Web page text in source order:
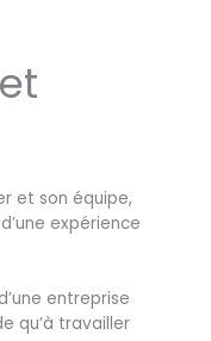
et son équipe,
expérience
entreprise
qu’à travailler